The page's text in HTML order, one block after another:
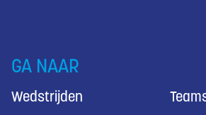
GA NAAR
Wedstrijden